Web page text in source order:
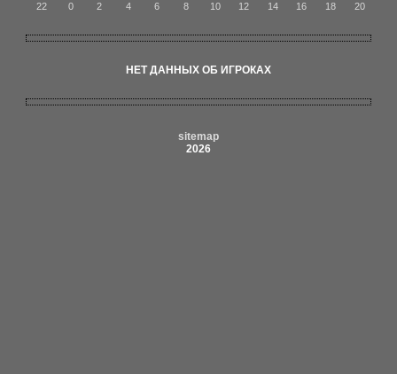
22 0 2 4 6 8 10 12 14 16 18 20
НЕТ ДАННЫХ ОБ ИГРОКАХ
sitemap
2026